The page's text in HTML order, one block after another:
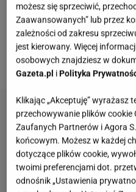
wyjątkowego? Możesz
chcesz. Polecam
poziomki, jagody i
dziesiątkę.
możesz się sprzeciwić,
Zaawansowanych” lub przez
zależności od zakresu
jest kierowany. Więcej
osobowych znajdziesz w
Gazeta.pl iPolityka
Klikając „Akceptuję” wyrażasz
przechowywanie plików cookie
Zaufanych Partnerów i Agora
końcowym. Możesz w każdej
dotyczące plików cookie,
twoimi preferencjami dot.
odnośnik „Ustawienia